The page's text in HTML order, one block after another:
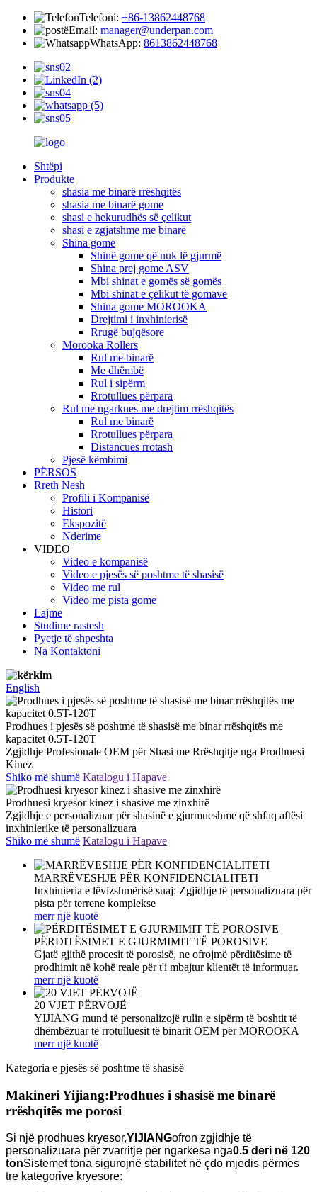
Telefoni: +86-13862448768
Email: manager@underpan.com
WhatsApp: 8613862448768
Shtëpi
Produkte
shasia me binarë rrëshqitës
shasia me binarë gome
shasi e hekurudhës së çelikut
shasi e zgjatshme me binarë
Shina gome
Shinë gome që nuk lë gjurmë
Shina prej gome ASV
Mbi shinat e gomës së gomës
Mbi shinat e çelikut të gomave
Shina gome MOROOKA
Drejtimi i inxhinierisë
Rrugë bujqësore
Morooka Rollers
Rul me binarë
Me dhëmbë
Rul i sipërm
Rrotullues përpara
Rul me ngarkues me drejtim rrëshqitës
Rul me binarë
Rrotullues përpara
Distancues rrotash
Pjesë këmbimi
PËRSOS
Rreth Nesh
Profili i Kompanisë
Histori
Ekspozitë
Nderime
VIDEO
Video e kompanisë
Video e pjesës së poshtme të shasisë
Video me rul
Video me pista gome
Lajme
Studime rastesh
Pyetje të shpeshta
Na Kontaktoni
English
Prodhues i pjesës së poshtme të shasisë me binar rrëshqitës me
kapacitet 0.5T-120T
Zgjidhje Profesionale OEM për Shasi me Rrëshqitje nga Prodhuesi
Kinez
Shiko më shumë Katalogu i Hapave
Prodhuesi kryesor kinez i shasive me zinxhirë
Zgjidhje e personalizuar për shasinë e gjurmueshme që shfaq aftësi
inxhinierike të personalizuara
Shiko më shumë Katalogu i Hapave
MARRËVESHJE PËR KONFIDENCIALITETI
Inxhinieria e lëvizshmërisë suaj: Zgjidhje të personalizuara për
pista për terrene komplekse
merr një kuotë
PËRDITËSIMET E GJURMIMIT TË POROSIVE
Gjatë gjithë procesit të porosisë, ne ofrojmë përditësime të
prodhimit në kohë reale për t'i mbajtur klientët të informuar.
merr një kuotë
20 VJET PËRVOJË
YIJIANG mund të personalizojë rulin e sipërm të boshtit të
dhëmbëzuar të rrotulluesit të binarit OEM për MOROOKA
merr një kuotë
Kategoria e pjesës së poshtme të shasisë
Makineri Yijiang:Prodhues i shasisë me binarë
rrëshqitës me porosi
Si një prodhues kryesor,YIJIANGofron zgjidhje të
personalizuara për zvarritje për ngarkesa nga0.5 deri në 120
tonSistemet tona sigurojnë stabilitet në çdo mjedis përmes
tre kategorive kryesore: